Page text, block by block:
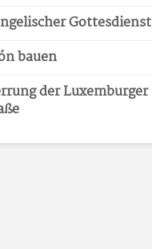
Gottesdienst
bauen
der Luxemburger